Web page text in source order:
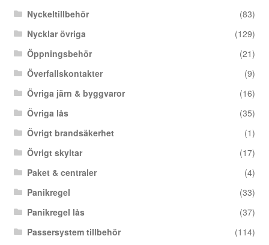
Nyckeltillbehör
(83)
Nycklar övriga
(129)
Öppningsbehör
(21)
Överfallskontakter
(9)
Övriga järn & byggvaror
(16)
Övriga lås
(35)
Övrigt brandsäkerhet
(1)
Övrigt skyltar
(17)
Paket & centraler
(4)
Panikregel
(33)
Panikregel lås
(37)
Passersystem tillbehör
(114)